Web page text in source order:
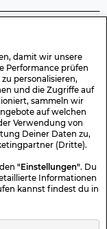
damit wir unsere
Performance prüfen
personalisieren,
und die Zugriffe auf
sammeln wir
auf welchen
Verwendung von
Deiner Daten zu,
(Dritte).
"Einstellungen". Du
Informationen
kannst findest du in